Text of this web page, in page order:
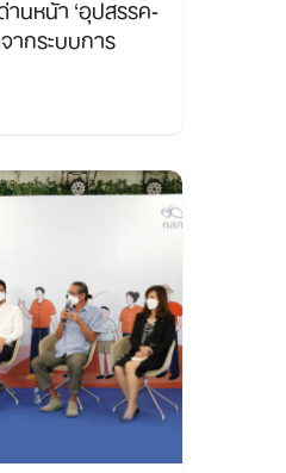
ากระบบการ